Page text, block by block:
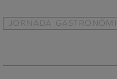
JORNADA